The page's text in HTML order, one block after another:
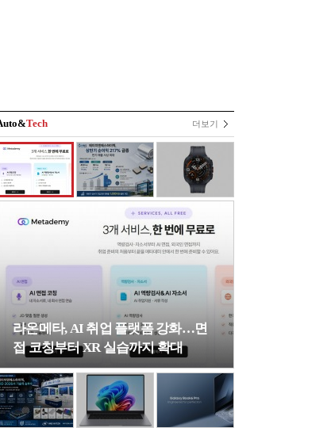
Tech 더보기
라온메타, AI 취업 플랫폼 강화…면
접 코칭부터 XR 실습까지 확대